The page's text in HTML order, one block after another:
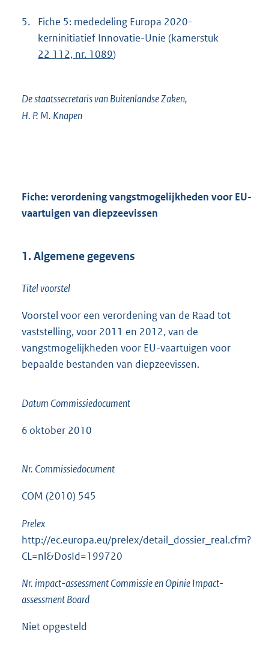
5.
Fiche 5: mededeling Europa 2020-
kerninitiatief Innovatie-Unie (kamerstuk
22 112, nr. 1089)
De staatssecretaris van Buitenlandse Zaken,
H. P. M. Knapen
Fiche: verordening vangstmogelijkheden voor EU-
vaartuigen van diepzeevissen
1. Algemene gegevens
Titel voorstel
Voorstel voor een verordening van de Raad tot
vaststelling, voor 2011 en 2012, van de
vangstmogelijkheden voor EU-vaartuigen voor
bepaalde bestanden van diepzeevissen.
Datum Commissiedocument
6 oktober 2010
Nr. Commissiedocument
COM (2010) 545
Prelex
http://ec.europa.eu/prelex/detail_dossier_real.cfm?
CL=nl&DosId=199720
Nr. impact-assessment Commissie en Opinie Impact-
assessment Board
Niet opgesteld